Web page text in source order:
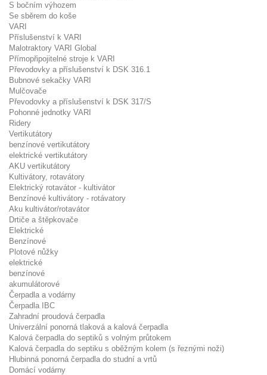
S bočním výhozem
Se sběrem do koše
VARI
Příslušenství k VARI
Malotraktory VARI Global
Přímopřipojitelné stroje k VARI
Převodovky a příslušenství k DSK 316.1
Bubnové sekačky VARI
Mulčovače
Převodovky a příslušenství k DSK 317/S
Pohonné jednotky VARI
Ridery
Vertikutátory
benzínové vertikutátory
elektrické vertikutátory
AKU vertikutátory
Kultivátory, rotavátory
Elektrický rotavátor - kultivátor
Benzínové kultivátory - rotávatory
Aku kultivátor/rotavátor
Drtiče a štěpkovače
Elektrické
Benzínové
Plotové nůžky
elektrické
benzínové
akumulátorové
Čerpadla a vodárny
Čerpadla IBC
Zahradní proudová čerpadla
Univerzální ponorná tlaková a kalová čerpadla
Kalová čerpadla do septiků s volným průtokem
Kalová čerpadla do septiku s oběžným kolem (s řeznými noži)
Hlubinná ponorná čerpadla do studní a vrtů
Domácí vodárny